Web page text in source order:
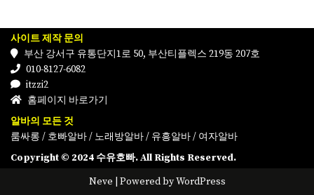
사이트 제작 문의
부산 강서구 유통단지1로 50, 부산티플렉스 219동 207호
010-8127-6082
itzzi2
홈페이지 바로가기
알바의 모든 것
룸싸롱 / 호빠알바/ 노래방알바/ 유흥알바/ 여자알바
Copyright © 2024 수유호빠. All Rights Reserved.
Neve | Powered byWordPress